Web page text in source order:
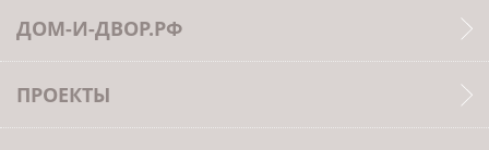
ДОМ-И-ДВОР.РФ
ПРОЕКТЫ